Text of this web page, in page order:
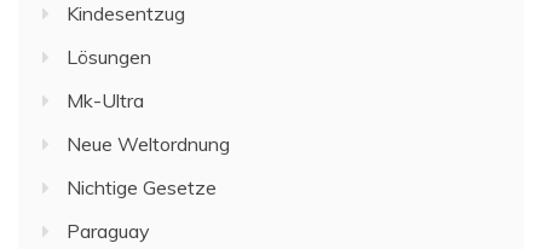
Kindesentzug
Lösungen
Mk-Ultra
Neue Weltordnung
Nichtige Gesetze
Paraguay